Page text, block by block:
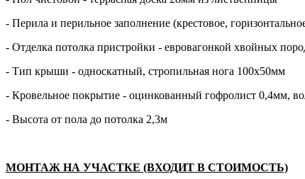
- Перила и перильное заполнение (крестовое,
- Отделка потолка пристройки - евровагонкой хвойных
- Тип крыши - односкатный, стропильная нога 100х50мм
- Кровельное покрытие - оцинкованный гофролист 0,4мм,
- Высота от пола до потолка 2,3м
МОНТАЖ НА УЧАСТКЕ (ВХОДИТ В СТОИМОСТЬ)